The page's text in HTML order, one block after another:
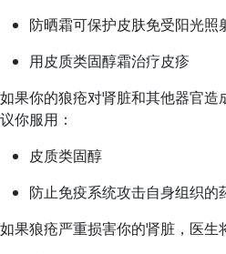
防晒霜可保护皮肤免受阳光照
用皮质类固醇霜治疗皮疹
如果你的狼疮对肾脏和其他器官
议你服用：
皮质类固醇
防止免疫系统攻击自身组织的
如果狼疮严重损害你的肾脏，医生